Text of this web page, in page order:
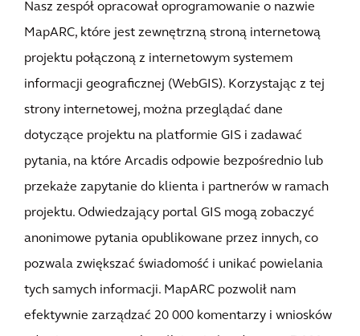
Nasz zespół opracował oprogramowanie o nazwie
MapARC, które jest zewnętrzną stroną internetową
projektu połączoną z internetowym systemem
informacji geograficznej (WebGIS). Korzystając z tej
strony internetowej, można przeglądać dane
dotyczące projektu na platformie GIS i zadawać
pytania, na które Arcadis odpowie bezpośrednio lub
przekaże zapytanie do klienta i partnerów w ramach
projektu. Odwiedzający portal GIS mogą zobaczyć
anonimowe pytania opublikowane przez innych, co
pozwala zwiększać świadomość i unikać powielania
tych samych informacji. MapARC pozwolił nam
efektywnie zarządzać 20 000 komentarzy i wniosków